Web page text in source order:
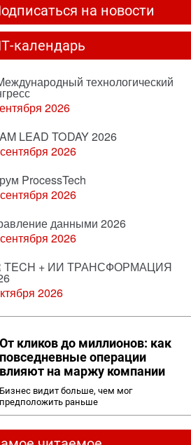
на новости
календарь
технологический
2026
LEAD TODAY 2026
2026
ProcessTech
2026
данными 2026
2026
TECH + ИИ ТРАНСФОРМАЦИЯ
2026
От кликов до миллионов: как
повседневные операции
влияют на маржу компании
Бизнес видит больше, чем мог
предположить раньше